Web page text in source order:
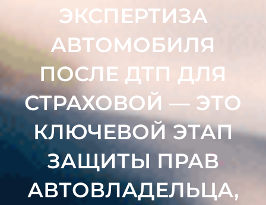
ЭКСПЕРТИЗА
АВТОМОБИЛЯ
ПОСЛЕ ДТП ДЛЯ
СТРАХОВОЙ — ЭТО
КЛЮЧЕВОЙ ЭТАП
ЗАЩИТЫ ПРАВ
АВТОВЛАДЕЛЬЦА,